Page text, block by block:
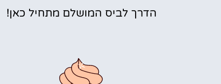
הדרך לביס המושלם מתחיל כאן!